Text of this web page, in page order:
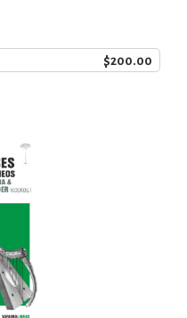
$200.00